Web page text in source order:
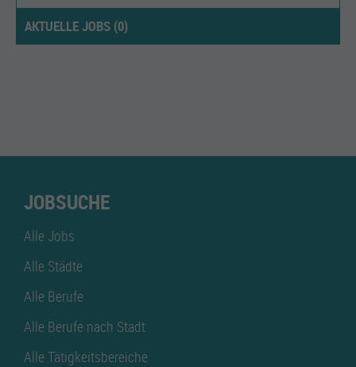
AKTUELLE JOBS (0)
JOBSUCHE
Alle Jobs
Alle Städte
Alle Berufe
Alle Berufe nach Stadt
Alle Tätigkeitsbereiche